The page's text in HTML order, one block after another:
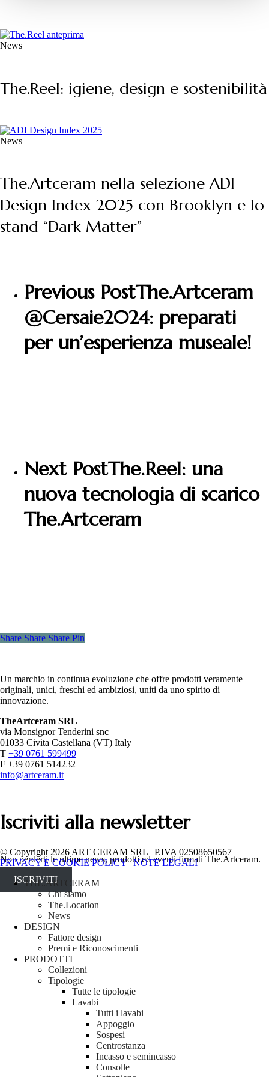
News
The.Reel: igiene, design e sostenibilità
News
The.Artceram nella selezione ADI
Design Index 2025 con Brooklyn e lo
stand “Dark Matter”
Previous PostThe.Artceram
@Cersaie2024: preparati
per un’esperienza museale!
Next PostThe.Reel: una
nuova tecnologia di scarico
The.Artceram
Share Share Share Pin
Un marchio in continua evoluzione che offre prodotti veramente
originali, unici, freschi ed ambiziosi, uniti da uno spirito di
innovazione.
TheArtceram SRL
via Monsignor Tenderini snc
01033 Civita Castellana (VT) Italy
T +39 0761 599499
F +39 0761 514232
info@artceram.it
Iscriviti alla newsletter
Non perderti le ultime news, prodotti ed eventi firmati The.Artceram.
ISCRIVITI
© Copyright 2026 ART CERAM SRL | P.IVA 02508650567 |
PRIVACY E COOKIE POLICY|NOTE LEGALI
Close
Menu
THE.ARTCERAM
Chi siamo
The.Location
News
DESIGN
Fattore design
Premi e Riconoscimenti
PRODOTTI
Collezioni
Tipologie
Tutte le tipologie
Lavabi
Tutti i lavabi
Appoggio
Sospesi
Centrostanza
Incasso e semincasso
Consolle